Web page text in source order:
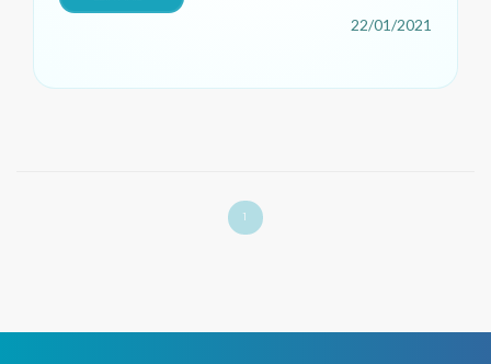
22/01/2021
1